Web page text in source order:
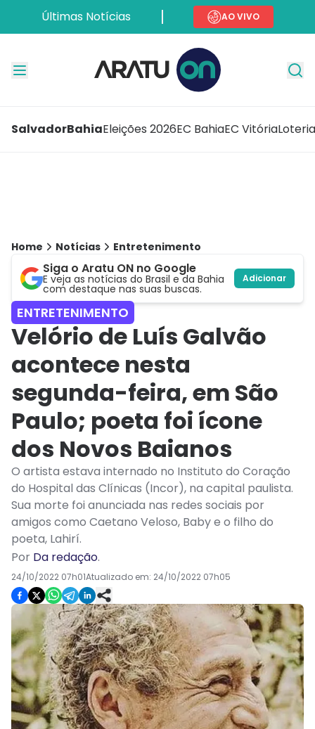
Últimas Notícias AO VIVO
SalvadorBahiaEleições 2026EC BahiaEC Vitória
Home Notícias Entretenimento
Siga o Aratu ON no Google
E veja as notícias do Brasil e da Bahia
com destaque nas suas buscas.
Adicionar
ENTRETENIMENTO
Velório de Luís Galvão
acontece nesta
segunda-feira, em São
Paulo; poeta foi ícone
dos Novos Baianos
O artista estava internado no Instituto do Coração
do Hospital das Clínicas (Incor), na capital paulista.
Sua morte foi anunciada nas redes sociais por
amigos como Caetano Veloso, Baby e o filho do
poeta, Lahirí.
Por Da redação.
24/10/2022 07h01Atualizado em: 24/10/2022 07h05